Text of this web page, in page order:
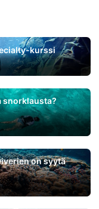
kurssi
snorklausta?
on syytä